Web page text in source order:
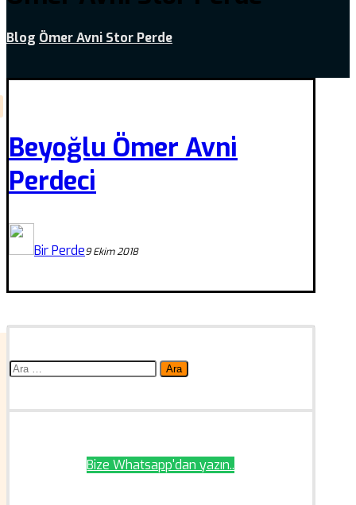
Blog Ömer Avni Stor Perde
Beyoğlu Ömer Avni
Perdeci
Bir Perde9 Ekim 2018
Arama:
Bize Whatsapp'dan yazın..